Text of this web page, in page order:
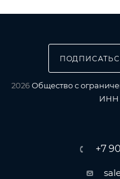
2026Общество с
ИНН
+7